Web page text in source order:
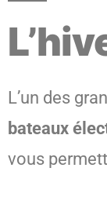
L’un des
bateaux
vous